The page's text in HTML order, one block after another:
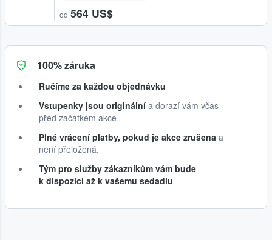
od 564 US$
100% záruka
Ručíme za každou objednávku
Vstupenky jsou originální a dorazí vám včas
před začátkem akce
Plné vrácení platby, pokud je akce zrušena a
není přeložená.
Tým pro služby zákazníkům vám bude
k dispozici až k vašemu sedadlu